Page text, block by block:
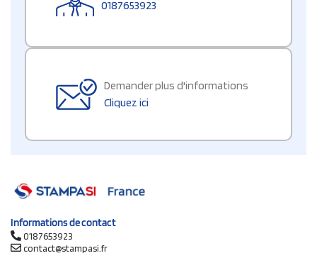
0187653923
Demander plus d'informations
Cliquez ici
Informations de contact
0187653923
contact@stampasi.fr